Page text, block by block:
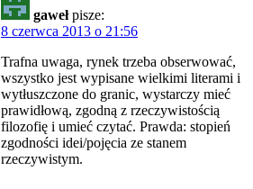
gaweł pisze:
8 czerwca 2013 o 21:56
Trafna uwaga, rynek trzeba obserwować,
wszystko jest wypisane wielkimi literami i
wytłuszczone do granic, wystarczy mieć
prawidłową, zgodną z rzeczywistością
filozofię i umieć czytać. Prawda: stopień
zgodności idei/pojęcia ze stanem
rzeczywistym.